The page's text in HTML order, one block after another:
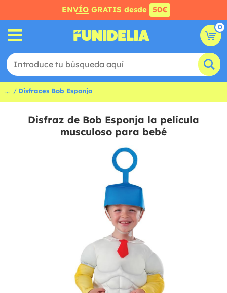
ENVÍO GRATIS desde 50€
0
... Disfraces Bob Esponja
Disfraz de Bob Esponja la película
musculoso para bebé